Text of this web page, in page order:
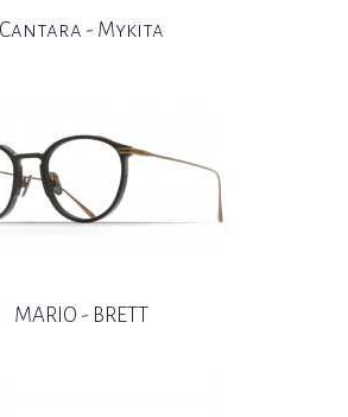
Cantara - Mykita
MARIO - BRETT